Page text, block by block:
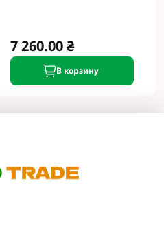
7 260.00 ₴
В корзину